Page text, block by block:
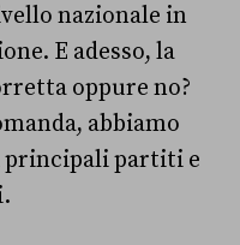
nazionale in
E adesso, la
oppure no?
abbiamo
partiti e